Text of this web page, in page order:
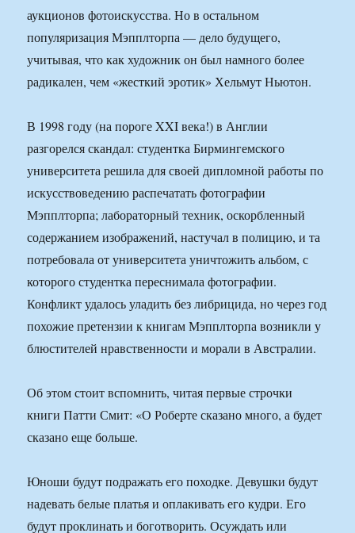
аукционов фотоискусства. Но в остальном
популяризация Мэпплторпа — дело будущего,
учитывая, что как художник он был намного более
радикален, чем «жесткий эротик» Хельмут Ньютон.
В 1998 году (на пороге XXI века!) в Англии
разгорелся скандал: студентка Бирмингемского
университета решила для своей дипломной работы по
искусствоведению распечатать фотографии
Мэпплторпа; лабораторный техник, оскорбленный
содержанием изображений, настучал в полицию, и та
потребовала от университета уничтожить альбом, с
которого студентка переснимала фотографии.
Конфликт удалось уладить без либрицида, но через год
похожие претензии к книгам Мэпплторпа возникли у
блюстителей нравственности и морали в Австралии.
Об этом стоит вспомнить, читая первые строчки
книги Патти Смит: «О Роберте сказано много, а будет
сказано еще больше.
Юноши будут подражать его походке. Девушки будут
надевать белые платья и оплакивать его кудри. Его
будут проклинать и боготворить. Осуждать или